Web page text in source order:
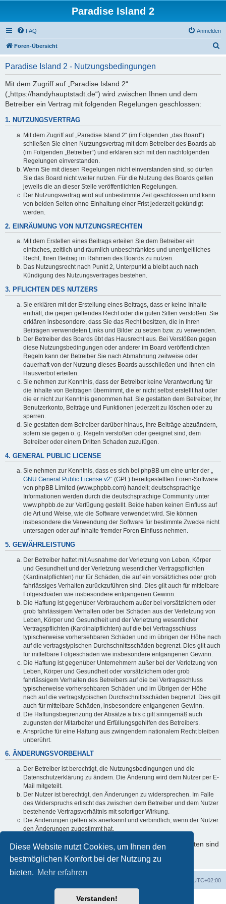
Diese Website nutzt Cookies, um Ihnen den
bestmöglichen Komfort bei der Nutzung zu
bieten. Mehr erfahren
Verstanden!
Paradise Island 2
FAQ Anmelden
Foren-Übersicht
Paradise Island 2 - Nutzungsbedingungen
Mit dem Zugriff auf „Paradise Island 2“
(„https://handyhauptstadt.de“) wird zwischen Ihnen und dem
Betreiber ein Vertrag mit folgenden Regelungen geschlossen:
1. NUTZUNGSVERTRAG
Mit dem Zugriff auf „Paradise Island 2“ (im Folgenden „das Board“)
schließen Sie einen Nutzungsvertrag mit dem Betreiber des Boards ab
(im Folgenden „Betreiber“) und erklären sich mit den nachfolgenden
Regelungen einverstanden.
Wenn Sie mit diesen Regelungen nicht einverstanden sind, so dürfen
Sie das Board nicht weiter nutzen. Für die Nutzung des Boards gelten
jeweils die an dieser Stelle veröffentlichten Regelungen.
Der Nutzungsvertrag wird auf unbestimmte Zeit geschlossen und kann
von beiden Seiten ohne Einhaltung einer Frist jederzeit gekündigt
werden.
2. EINRÄUMUNG VON NUTZUNGSRECHTEN
Mit dem Erstellen eines Beitrags erteilen Sie dem Betreiber ein
einfaches, zeitlich und räumlich unbeschränktes und unentgeltliches
Recht, Ihren Beitrag im Rahmen des Boards zu nutzen.
Das Nutzungsrecht nach Punkt 2, Unterpunkt a bleibt auch nach
Kündigung des Nutzungsvertrages bestehen.
3. PFLICHTEN DES NUTZERS
Sie erklären mit der Erstellung eines Beitrags, dass er keine Inhalte
enthält, die gegen geltendes Recht oder die guten Sitten verstoßen. Sie
erklären insbesondere, dass Sie das Recht besitzen, die in Ihren
Beiträgen verwendeten Links und Bilder zu setzen bzw. zu verwenden.
Der Betreiber des Boards übt das Hausrecht aus. Bei Verstößen gegen
diese Nutzungsbedingungen oder anderer im Board veröffentlichten
Regeln kann der Betreiber Sie nach Abmahnung zeitweise oder
dauerhaft von der Nutzung dieses Boards ausschließen und Ihnen ein
Hausverbot erteilen.
Sie nehmen zur Kenntnis, dass der Betreiber keine Verantwortung für
die Inhalte von Beiträgen übernimmt, die er nicht selbst erstellt hat oder
die er nicht zur Kenntnis genommen hat. Sie gestatten dem Betreiber, Ihr
Benutzerkonto, Beiträge und Funktionen jederzeit zu löschen oder zu
sperren.
Sie gestatten dem Betreiber darüber hinaus, Ihre Beiträge abzuändern,
sofern sie gegen o. g. Regeln verstoßen oder geeignet sind, dem
Betreiber oder einem Dritten Schaden zuzufügen.
4. GENERAL PUBLIC LICENSE
Sie nehmen zur Kenntnis, dass es sich bei phpBB um eine unter der „
GNU General Public License v2“ (GPL) bereitgestellten Foren-Software
von phpBB Limited (www.phpbb.com) handelt; deutschsprachige
Informationen werden durch die deutschsprachige Community unter
www.phpbb.de zur Verfügung gestellt. Beide haben keinen Einfluss auf
die Art und Weise, wie die Software verwendet wird. Sie können
insbesondere die Verwendung der Software für bestimmte Zwecke nicht
untersagen oder auf Inhalte fremder Foren Einfluss nehmen.
5. GEWÄHRLEISTUNG
Der Betreiber haftet mit Ausnahme der Verletzung von Leben, Körper
und Gesundheit und der Verletzung wesentlicher Vertragspflichten
(Kardinalpflichten) nur für Schäden, die auf ein vorsätzliches oder grob
fahrlässiges Verhalten zurückzuführen sind. Dies gilt auch für mittelbare
Folgeschäden wie insbesondere entgangenen Gewinn.
Die Haftung ist gegenüber Verbrauchern außer bei vorsätzlichem oder
grob fahrlässigem Verhalten oder bei Schäden aus der Verletzung von
Leben, Körper und Gesundheit und der Verletzung wesentlicher
Vertragspflichten (Kardinalpflichten) auf die bei Vertragsschluss
typischerweise vorhersehbaren Schäden und im übrigen der Höhe nach
auf die vertragstypischen Durchschnittsschäden begrenzt. Dies gilt auch
für mittelbare Folgeschäden wie insbesondere entgangenen Gewinn.
Die Haftung ist gegenüber Unternehmern außer bei der Verletzung von
Leben, Körper und Gesundheit oder vorsätzlichem oder grob
fahrlässigem Verhalten des Betreibers auf die bei Vertragsschluss
typischerweise vorhersehbaren Schäden und im Übrigen der Höhe
nach auf die vertragstypischen Durchschnittsschäden begrenzt. Dies gilt
auch für mittelbare Schäden, insbesondere entgangenen Gewinn.
Die Haftungsbegrenzung der Absätze a bis c gilt sinngemäß auch
zugunsten der Mitarbeiter und Erfüllungsgehilfen des Betreibers.
Ansprüche für eine Haftung aus zwingendem nationalem Recht bleiben
unberührt.
6. ÄNDERUNGSVORBEHALT
Der Betreiber ist berechtigt, die Nutzungsbedingungen und die
Datenschutzerklärung zu ändern. Die Änderung wird dem Nutzer per E-
Mail mitgeteilt.
Der Nutzer ist berechtigt, den Änderungen zu widersprechen. Im Falle
des Widerspruchs erlischt das zwischen dem Betreiber und dem Nutzer
bestehende Vertragsverhältnis mit sofortiger Wirkung.
Die Änderungen gelten als anerkannt und verbindlich, wenn der Nutzer
den Änderungen zugestimmt hat.
Informationen über den Umgang mit Ihren persönlichen Daten sind
in der Datenschutzerklärung enthalten.
UTC+02:00
Powered byphpBB® Forum Software © phpBB Limited